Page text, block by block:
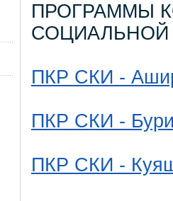
ПРОГРАММЫ
СОЦИАЛЬНОЙ
ПКР СКИ -
ПКР СКИ -
ПКР СКИ -